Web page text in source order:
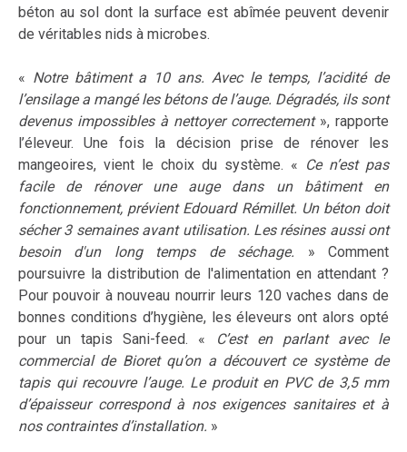
béton au sol dont la surface est abîmée peuvent devenir
de véritables nids à microbes.
« Notre bâtiment a 10 ans. Avec le temps, l’acidité de
l’ensilage a mangé les bétons de l’auge. Dégradés, ils sont
devenus impossibles à nettoyer correctement », rapporte
l’éleveur. Une fois la décision prise de rénover les
mangeoires, vient le choix du système. « Ce n’est pas
facile de rénover une auge dans un bâtiment en
fonctionnement, prévient Edouard Rémillet. Un béton doit
sécher 3 semaines avant utilisation. Les résines aussi ont
besoin d'un long temps de séchage. » Comment
poursuivre la distribution de l'alimentation en attendant ?
Pour pouvoir à nouveau nourrir leurs 120 vaches dans de
bonnes conditions d’hygiène, les éleveurs ont alors opté
pour un tapis Sani-feed. «
C’est en parlant avec le
commercial de Bioret qu’on a découvert ce système de
tapis qui recouvre l’auge. Le produit en PVC de 3,5 mm
d’épaisseur correspond à nos exigences sanitaires et à
nos contraintes d’installation. »